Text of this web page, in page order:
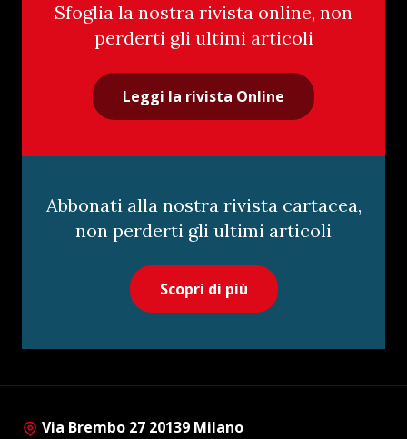
Sfoglia la nostra rivista online, non
perderti gli ultimi articoli
Leggi la rivista Online
Abbonati alla nostra rivista cartacea,
non perderti gli ultimi articoli
Scopri di più
Via Brembo 27 20139 Milano